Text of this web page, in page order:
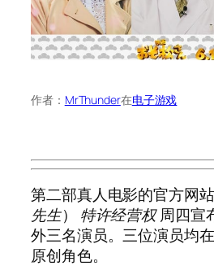
作者： MrThunder在电子游戏
第二部真人电影的官方网站
先生） 特许经营权周四宣
外三名演员。三位演员均
原创角色。